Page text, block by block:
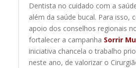
Dentista no cuidado com a
além da saúde bucal. Para isso,
apoio dos conselhos regionais
fortalecer a campanha Sorrir
iniciativa chancela o trabalho
neste ano, de valorizar o